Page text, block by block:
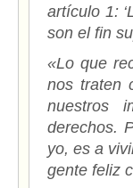
artículo 1:
son el fin
«Lo que
nos traten
nuestros
derechos.
yo, es a
gente feliz